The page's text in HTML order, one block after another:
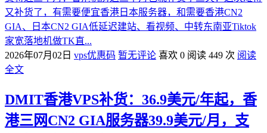
又补货了，有需要便宜香港日本服务器，和需要香港CN2
GIA、日本CN2 GIA低延迟建站、看视频、中转东南亚Tiktok
家宽落地机做TK直...
2026年07月02日 vps优惠码 暂无评论 喜欢 0 阅读 449 次 阅读
全文
DMIT香港VPS补货：36.9美元/年起，香
港三网CN2 GIA服务器39.9美元/月，支